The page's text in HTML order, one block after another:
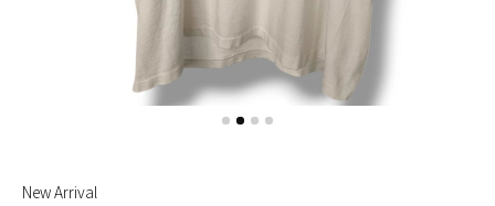
New Arrival